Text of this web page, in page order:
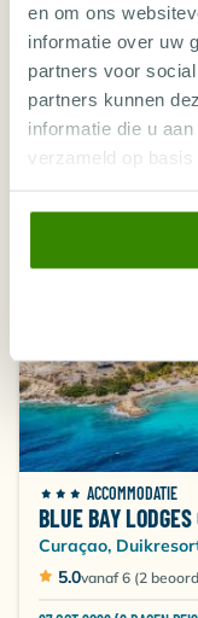
en om ons
informatie over uw
partners voor
partners kunnen
informatie die u
verzameld op basis
30 SEP 2026 (9 DAGEN
Internationale
Car Rental
Accommodatie
Duiken
Verplichte kosten in
Drive & Dive
ACCOMMODATIE
BLUE BAY LODGES
Curaçao,
5.0vanaf 6 (2